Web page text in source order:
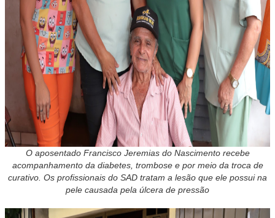
O aposentado Francisco Jeremias do Nascimento recebe
acompanhamento da diabetes, trombose e por meio da troca de
curativo. Os profissionais do SAD tratam a lesão que ele possui na
pele causada pela úlcera de pressão